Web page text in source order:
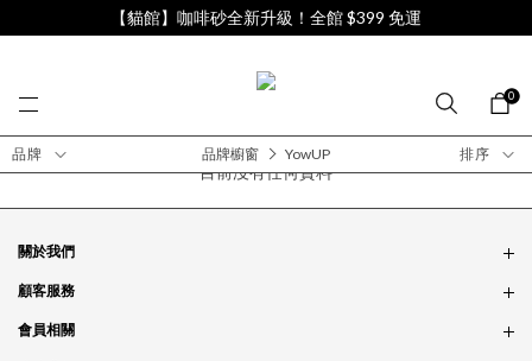
【貓館】咖啡砂全新升級！全館 $399 免運
0
品牌 排序
品牌櫥窗 YowUP
目前沒有任何資料
關於我們
品牌故事
銷售據點
顧客服務
訂單問題
會員相關